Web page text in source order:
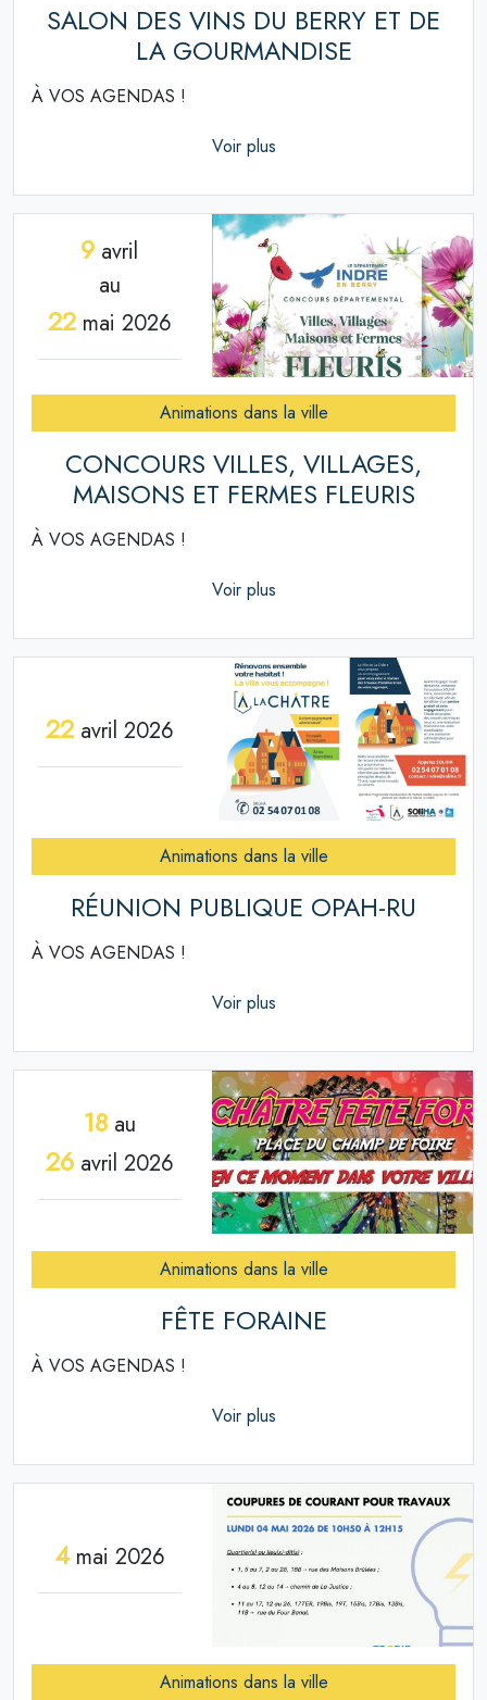
SALON DES VINS DU BERRY ET DE
LA GOURMANDISE
À VOS AGENDAS !
Voir plus
9 avril
au
22mai 2026
Animations dans la ville
CONCOURS VILLES, VILLAGES,
MAISONS ET FERMES FLEURIS
À VOS AGENDAS !
Voir plus
22avril 2026
Animations dans la ville
RÉUNION PUBLIQUE OPAH-RU
À VOS AGENDAS !
Voir plus
18au
26avril 2026
Animations dans la ville
FÊTE FORAINE
À VOS AGENDAS !
Voir plus
4mai 2026
Animations dans la ville